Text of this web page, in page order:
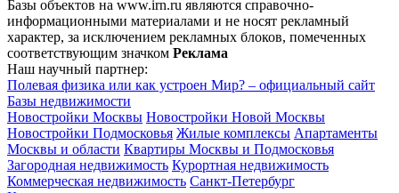
Базы объектов на www.irn.ru являются справочно-
информационными материалами и не носят рекламный
характер, за исключением рекламных блоков, помеченных
соответствующим значком Реклама
Наш научный партнер:
Полевая физика или как устроен Мир? – официальный сайт
Базы недвижимости
Новостройки Москвы Новостройки Новой Москвы
Новостройки Подмосковья Жилые комплексы Апартаменты
Москвы и области Квартиры Москвы и Подмосковья
Загородная недвижимость Курортная недвижимость
Коммерческая недвижимость Санкт-Петербург